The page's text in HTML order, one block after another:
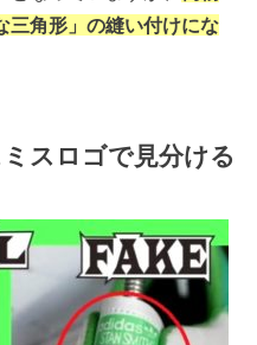
三角形」の縫い付けにな
スロゴで見分ける